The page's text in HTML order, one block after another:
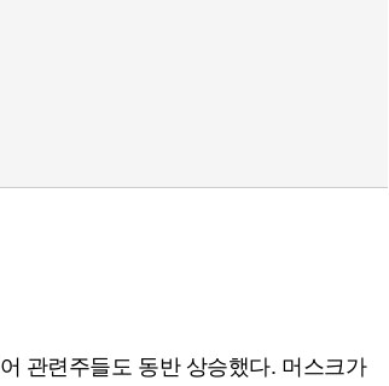
관련주들도 동반 상승했다. 머스크가